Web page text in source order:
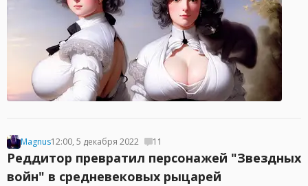
Magnus12:00, 5 декабря 2022 11
Реддитор превратил персонажей "Звездных
войн" в средневековых рыцарей